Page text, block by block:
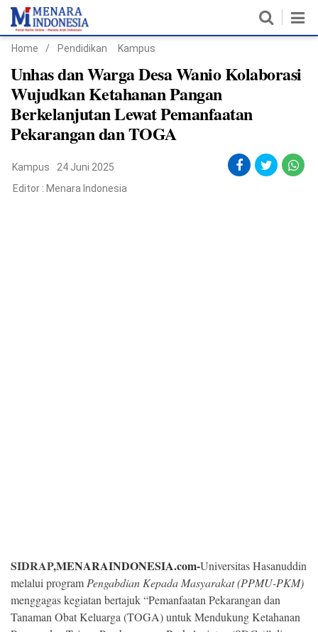
Home
Nasional
Politik
Metro
Daerah
©
Copyright
2026
Home / Pendidikan Kampus
Unhas dan Warga Desa Wanio Kolaborasi
Wujudkan Ketahanan Pangan
Berkelanjutan Lewat Pemanfaatan
Pekarangan dan TOGA
Kampus
24 Juni 2025
Editor : Menara Indonesia
SIDRAP,MENARAINDONESIA.com-Universitas Hasanuddin
melalui program Pengabdian Kepada Masyarakat (PPMU-PKM)
menggagas kegiatan bertajuk “Pemanfaatan Pekarangan dan
Tanaman Obat Keluarga (TOGA) untuk Mendukung Ketahanan